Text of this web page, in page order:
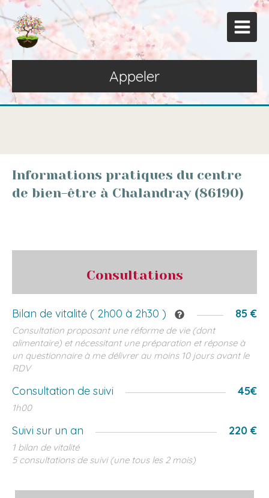
Appeler
Informations pratiques du centre
de bien-être à Chalandray (86190)
Consultations
85 €
Bilan de vitalité ( 2h00 à 2h30 )
Consultation proposant une réforme de vie (dont
alimentaire) et nécessitant une préparation et réponse à
un questionnaire à me délivrer au moins 10 jours avant le
RDV
45€
Consultation de suivi
1h00
220 €
Suivi sur un an
1 bilan de vitalité
5 consultations de suivi (une tous les 2 mois)